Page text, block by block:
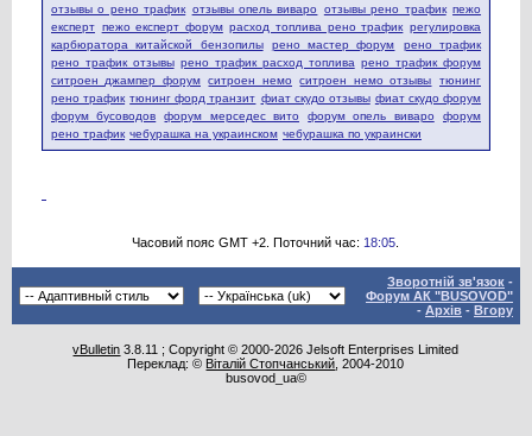
отзывы о рено трафик отзывы опель виваро отзывы рено трафик пежо
експерт пежо експерт форум расход топлива рено трафик регулировка
карбюратора китайской бензопилы
рено мастер форум
рено трафик
рено трафик отзывы рено трафик расход топлива рено трафик форум
ситроен джампер форум ситроен немо ситроен немо отзывы
тюнинг
рено трафик тюнинг форд транзит фиат скудо отзывы фиат скудо форум
форум бусоводов
форум мерседес вито форум опель виваро
форум
рено трафик чебурашка на украинском чебурашка по украински
Часовий пояс GMT +2. Поточний час: 18:05
Зворотній зв'язок -
Форум АК "BUSOVOD"
- Архів - Вгору
vBulletin 3.8.11 ; Copyright © 2000-2026 Jelsoft Enterprises Limited
Переклад: © Віталій Стопчанський , 2004-2010
busovod_ua©